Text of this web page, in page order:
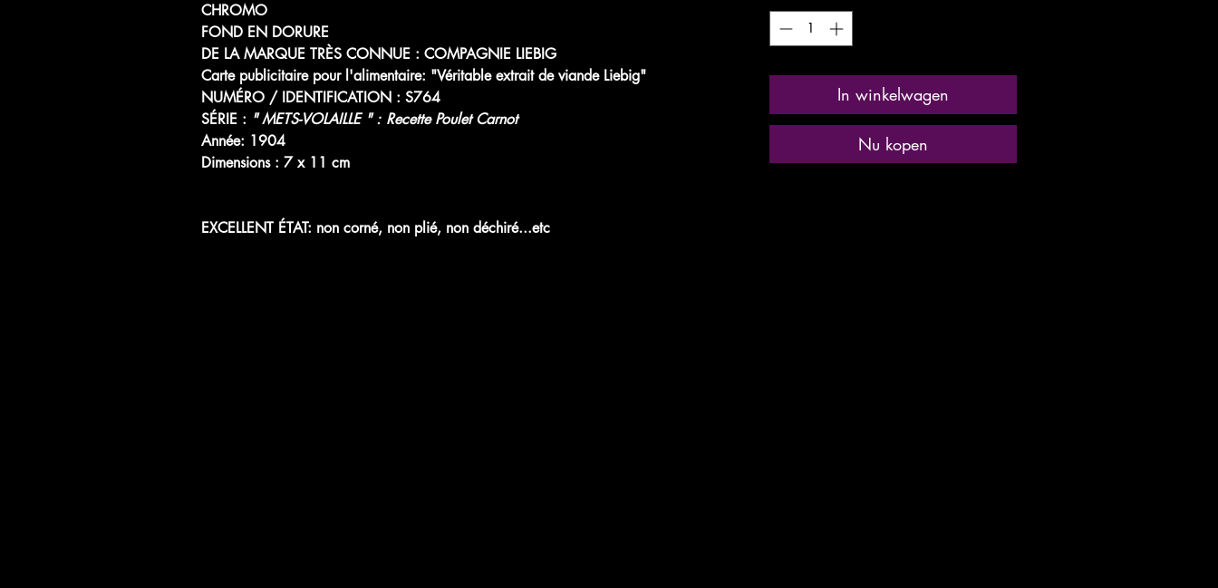
CHROMO
FOND EN DORURE
DE LA MARQUE TRÈS CONNUE : COMPAGNIE LIEBIG
Carte publicitaire pour l'alimentaire: "Véritable extrait de viande Liebig"
NUMÉRO / IDENTIFICATION : S764
SÉRIE : " METS-VOLAILLE " : Recette Poulet Carnot
Année: 1904
Dimensions : 7 x 11 cm
EXCELLENT ÉTAT: non corné, non plié, non déchiré...etc
In winkelwagen
Nu kopen